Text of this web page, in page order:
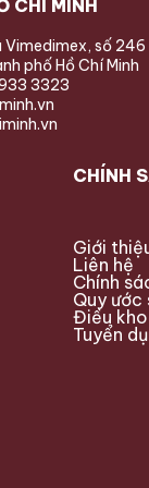
CHÍ MINH
Vimedimex, số
phố Hồ Chí Minh
3323
CHÍNH
Giới
Liên hệ
Chính
Quy ước
Điều
Tuyển